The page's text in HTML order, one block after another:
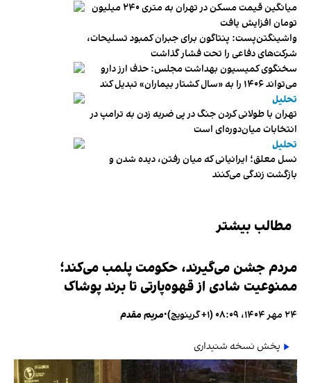
میانگین قیمت مسکن در تهران به متری ۲۴۰ میلیون
تومان افزایش یافت
واشینگتن‌پست: پنتاگون برای جبران کمبود تسلیحات،
شرکت‌های دفاعی را تحت فشار گذاشت
سخنگوی کمیسیون بهداشت مجلس: حذف ارز دارو
می‌تواند ۱۴۰۶ را به «سال کشتار بیماران» تبدیل کند
تحلیل
تهران با طولانی کردن جنگ در پی ضربه زدن به ترامپ در
انتخابات میان‌دوره‌ای است
تحلیل
نسل معلق؛ ایرانیانی که میان رفتن، دیده شدن و
بازگشت زندگی می‌کنند
مطالب بیشتر
مردم جشن می‌گیرند، حکومت پلمب می‌کند؛
ممنوعیت شادی از قهوه‌پارتی تا برند پوشاک
۲۴ مهر ۱۴۰۴، ۰۸:۰۹ (‎+۱ گرینویچ) •مریم مقدم
پخش نسخه شنیداری